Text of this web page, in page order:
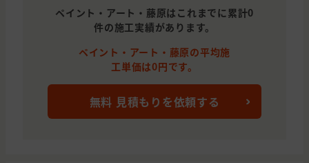
ペイント・アート・藤原はこれまでに累計0
件の施工実績があります。
ペイント・アート・藤原の平均施
工単価は0円です。
無料 見積もりを依頼する